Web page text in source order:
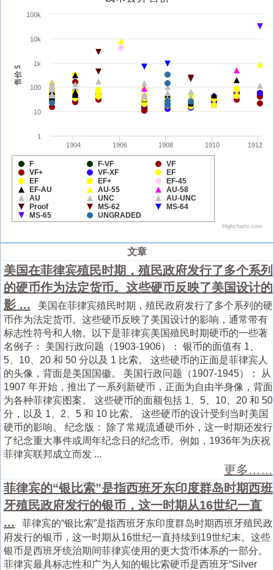
文章
美国在菲律宾殖民时期，殖民政府发行了多个系列
的硬币作为法定货币。这些硬币反映了美国设计的
影 ... 美国在菲律宾殖民时期，殖民政府发行了多个系列的硬
币作为法定货币。这些硬币反映了美国设计的影响，通常带有
标志性符号和人物。以下是菲律宾美国殖民时期硬币的一些著
名例子： 美国行政问题（1903-1906）： 银币的面值有 1、
5、10、20 和 50 分以及 1 比索。 这些硬币的正面是菲律宾人
的头像，背面是美国国徽。 美国行政问题（1907-1945）： 从
1907 年开始，推出了一系列新硬币，正面为自由半身像，背面
为各种菲律宾图案。 这些硬币的面额包括 1、5、10、20 和 50
分，以及 1、2、5 和 10 比索。 这些硬币的设计受到当时美国
硬币的影响。 纪念版： 除了常规流通硬币外，这一时期还发行
了纪念重大事件或周年纪念日的纪念币。例如，1936年为庆祝
菲律宾联邦成立而发 ...
更多……
菲律宾的“银比索”是指西班牙东印度群岛时期西班
牙殖民政府发行的银币，这一时期从16世纪一直
... 菲律宾的“银比索”是指西班牙东印度群岛时期西班牙殖民政
府发行的银币，这一时期从16世纪一直持续到19世纪末。这些
银币是西班牙统治期间菲律宾使用的更大货币体系的一部分。
菲律宾最具标志性和广为人知的银比索硬币是西班牙“Silver